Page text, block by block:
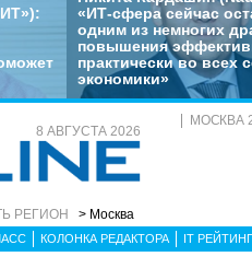
«ИТ-сфера сейчас
одним из немногих
повышения
практически во всех
экономики»
8 АВГУСТА 2026
РЕГИОН > Москва
МОСКВА
КОЛОНКА РЕДАКТОРА IT РЕЙТИНГ